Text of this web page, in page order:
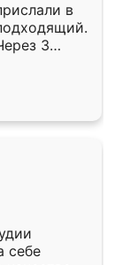
в
3
себе